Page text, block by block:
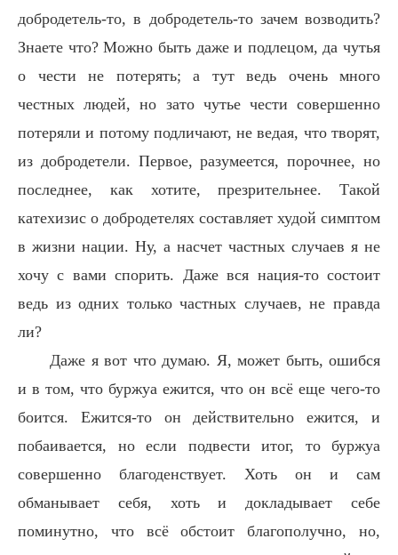
добродетель-то, в добродетель-то зачем возводить?
Знаете что? Можно быть даже и подлецом, да чутья
о чести не потерять; а тут ведь очень много
честных людей, но зато чутье чести совершенно
потеряли и потому подличают, не ведая, что творят,
из добродетели. Первое, разумеется, порочнее, но
последнее, как хотите, презрительнее. Такой
катехизис о добродетелях составляет худой симптом
в жизни нации. Ну, а насчет частных случаев я не
хочу с вами спорить. Даже вся нация-то состоит
ведь из одних только частных случаев, не правда
ли?
Даже я вот что думаю. Я, может быть, ошибся
и в том, что буржуа ежится, что он всё еще чего-то
боится. Ежится-то он действительно ежится, и
побаивается, но если подвести итог, то буржуа
совершенно благоденствует. Хоть он и сам
обманывает себя, хоть и докладывает себе
поминутно, что всё обстоит благополучно, но,